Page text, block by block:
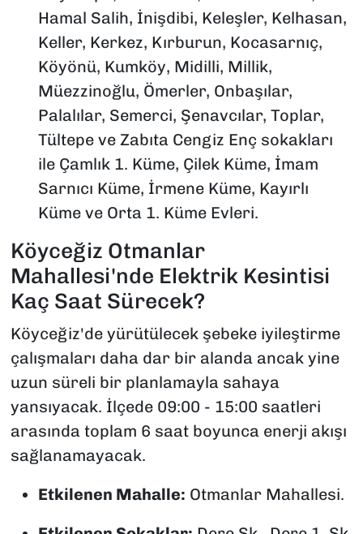
Hamal Salih, İnişdibi, Keleşler, Kelhasan,
Keller, Kerkez, Kırburun, Kocasarnıç,
Köyönü, Kumköy, Midilli, Millik,
Müezzinoğlu, Ömerler, Onbaşılar,
Palalılar, Semerci, Şenavcılar, Toplar,
Tültepe ve Zabıta Cengiz Enç sokakları
ile Çamlık 1. Küme, Çilek Küme, İmam
Sarnıcı Küme, İrmene Küme, Kayırlı
Küme ve Orta 1. Küme Evleri.
Köyceğiz Otmanlar
Mahallesi'nde Elektrik Kesintisi
Kaç Saat Sürecek?
Köyceğiz'de yürütülecek şebeke iyileştirme
çalışmaları daha dar bir alanda ancak yine
uzun süreli bir planlamayla sahaya
yansıyacak. İlçede 09:00 - 15:00 saatleri
arasında toplam 6 saat boyunca enerji akışı
sağlanamayacak.
Etkilenen Mahalle: Otmanlar Mahallesi.